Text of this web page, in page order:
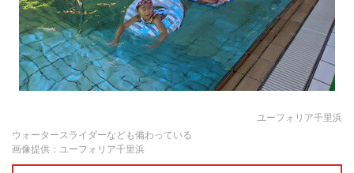
ユーフォリア千里浜
ウォータースライダーなども備わっている
画像提供：ユーフォリア千里浜